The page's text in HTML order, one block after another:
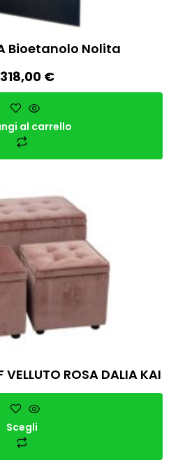
Bioetanolo Nolita
€
al carrello
VELLUTO ROSA DALIA KAI
Scegli